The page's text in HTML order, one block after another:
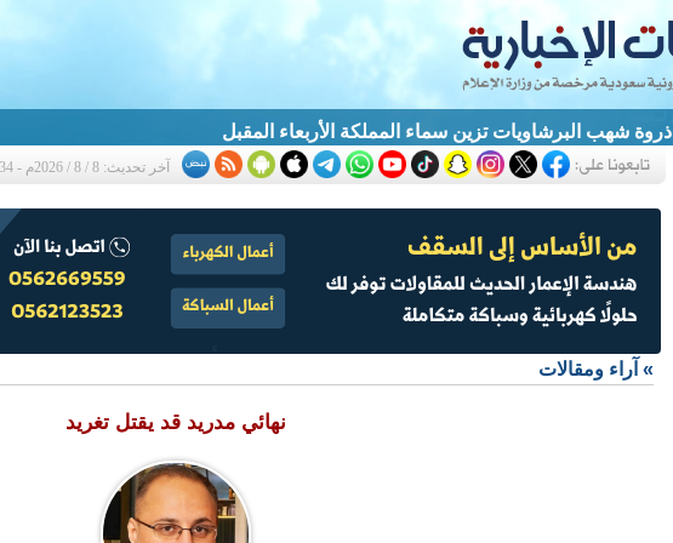
ذروة شهب البرشاويات تزين سماء المملكة الأربعاء المقبل
آخر تحديث: 8 / 8 / 2026م - 7:34 م
» آراء ومقالات
نهائي مدريد قد يقتل تغريد